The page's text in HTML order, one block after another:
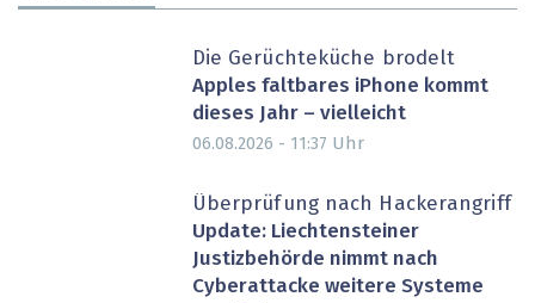
Die Gerüchteküche brodelt
Apples faltbares iPhone kommt
dieses Jahr – vielleicht
06.08.2026 - 11:37 Uhr
Überprüfung nach Hackerangriff
Update: Liechtensteiner
Justizbehörde nimmt nach
Cyberattacke weitere Systeme